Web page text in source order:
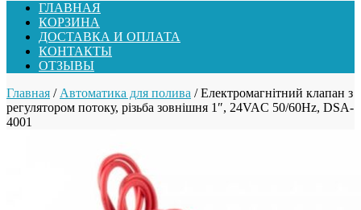
ГЛАВНАЯ
КОРЗИНА
ДОСТАВКА И ОПЛАТА
КОНТАКТЫ
ОТЗЫВЫ
Главная / Автоматика для полива / Електромагнітний клапан з
регулятором потоку, різьба зовнішня 1″, 24VAC 50/60Hz, DSA-
4001